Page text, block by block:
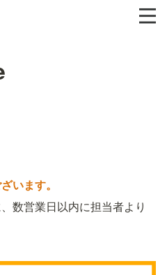
います。
数営業日以内に担当者より